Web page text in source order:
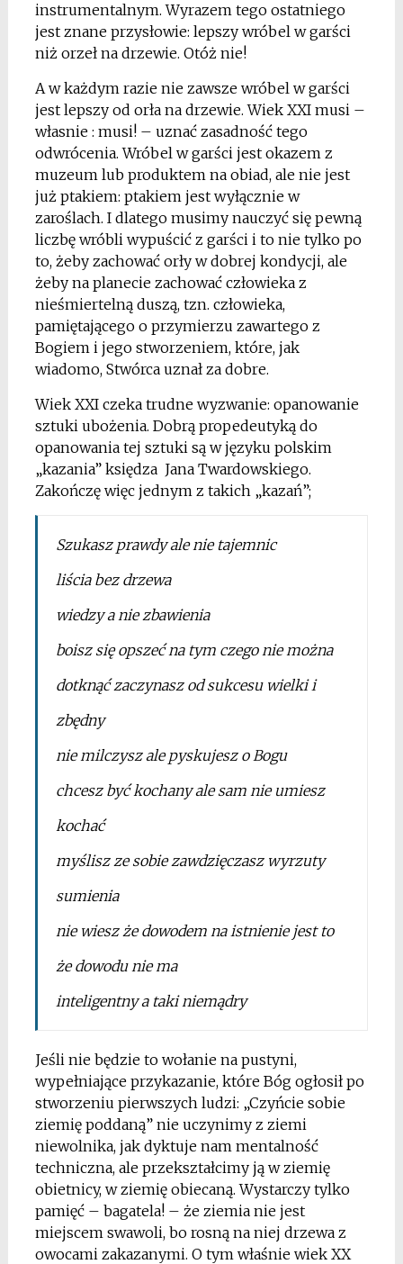
instrumentalnym. Wyrazem tego ostatniego
jest znane przysłowie: lepszy wróbel w garści
niż orzeł na drzewie. Otóż nie!
A w każdym razie nie zawsze wróbel w garści
jest lepszy od orła na drzewie. Wiek XXI musi –
własnie : musi! – uznać zasadność tego
odwrócenia. Wróbel w garści jest okazem z
muzeum lub produktem na obiad, ale nie jest
już ptakiem: ptakiem jest wyłącznie w
zaroślach. I dlatego musimy nauczyć się pewną
liczbę wróbli wypuścić z garści i to nie tylko po
to, żeby zachować orły w dobrej kondycji, ale
żeby na planecie zachować człowieka z
nieśmiertelną duszą, tzn. człowieka,
pamiętającego o przymierzu zawartego z
Bogiem i jego stworzeniem, które, jak
wiadomo, Stwórca uznał za dobre.
Wiek XXI czeka trudne wyzwanie: opanowanie
sztuki ubożenia. Dobrą propedeutyką do
opanowania tej sztuki są w języku polskim
„kazania” księdza Jana Twardowskiego.
Zakończę więc jednym z takich „kazań”;
Szukasz prawdy ale nie tajemnic
liścia bez drzewa
wiedzy a nie zbawienia
boisz się opszeć na tym czego nie można
dotknąć zaczynasz od sukcesu wielki i
zbędny
nie milczysz ale pyskujesz o Bogu
chcesz być kochany ale sam nie umiesz
kochać
myślisz ze sobie zawdzięczasz wyrzuty
sumienia
nie wiesz że dowodem na istnienie jest to
że dowodu nie ma
inteligentny a taki niemądry
Jeśli nie będzie to wołanie na pustyni,
wypełniające przykazanie, które Bóg ogłosił po
stworzeniu pierwszych ludzi: „Czyńcie sobie
ziemię poddaną” nie uczynimy z ziemi
niewolnika, jak dyktuje nam mentalność
techniczna, ale przekształcimy ją w ziemię
obietnicy, w ziemię obiecaną. Wystarczy tylko
pamięć – bagatela! – że ziemia nie jest
miejscem swawoli, bo rosną na niej drzewa z
owocami zakazanymi. O tym właśnie wiek XX